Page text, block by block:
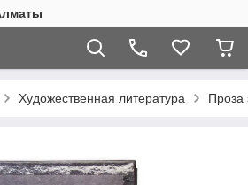
Художественная литература Проза